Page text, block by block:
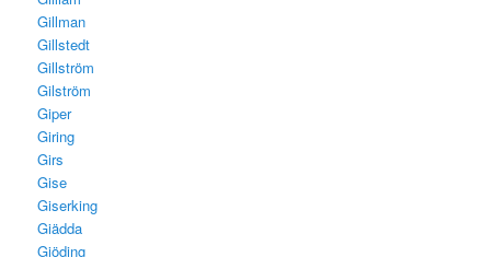
Gillman
Gillstedt
Gillström
Gilström
Giper
Giring
Girs
Gise
Giserking
Giädda
Giöding